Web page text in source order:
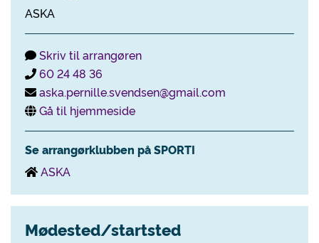
ASKA
Skriv til arrangøren
60 24 48 36
aska.pernille.svendsen@gmail.com
Gå til hjemmeside
Se arrangørklubben på SPORTI
ASKA
Mødested/startsted